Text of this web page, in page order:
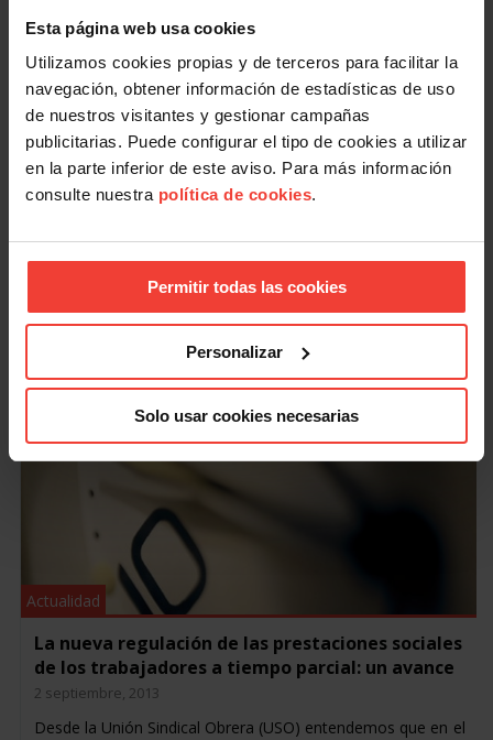
Esta página web usa cookies
Utilizamos cookies propias y de terceros para facilitar la
navegación, obtener información de estadísticas de uso
de nuestros visitantes y gestionar campañas
publicitarias. Puede configurar el tipo de cookies a utilizar
en la parte inferior de este aviso. Para más información
consulte nuestra política de cookies.
Permitir todas las cookies
Personalizar
Solo usar cookies necesarias
Actualidad
2 septiembre, 2013
propuesta de la CEOE para que los empresarios…
Actualidad
La nueva regulación de las prestaciones sociales
de los trabajadores a tiempo parcial: un avance
2 septiembre, 2013
Desde la Unión Sindical Obrera (USO) entendemos que en el